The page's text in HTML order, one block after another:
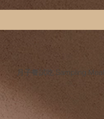
月子餐試吃 Sampling Meal